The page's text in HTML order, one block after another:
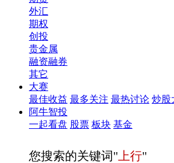
外汇
期权
创投
贵金属
融资融券
其它
大赛
最佳收益 最多关注 最热讨论 炒股
阿牛智投
一起看盘 股票 板块 基金
您搜索的关键词" 上行"